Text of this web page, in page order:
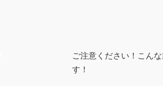
ご注意ください！こん
す！